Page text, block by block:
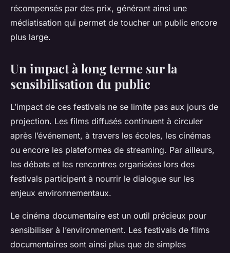
récompensés par des prix, générant ainsi une
médiatisation qui permet de toucher un public encore
plus large.
Un impact à long terme sur la
sensibilisation du public
L’impact de ces festivals ne se limite pas aux jours de
projection. Les films diffusés continuent à circuler
après l’événement, à travers les écoles, les cinémas
ou encore les plateformes de streaming. Par ailleurs,
les débats et les rencontres organisées lors des
festivals participent à nourrir le dialogue sur les
enjeux environnementaux.
Le cinéma documentaire est un outil précieux pour
sensibiliser à l’environnement. Les festivals de films
documentaires sont ainsi plus que de simples